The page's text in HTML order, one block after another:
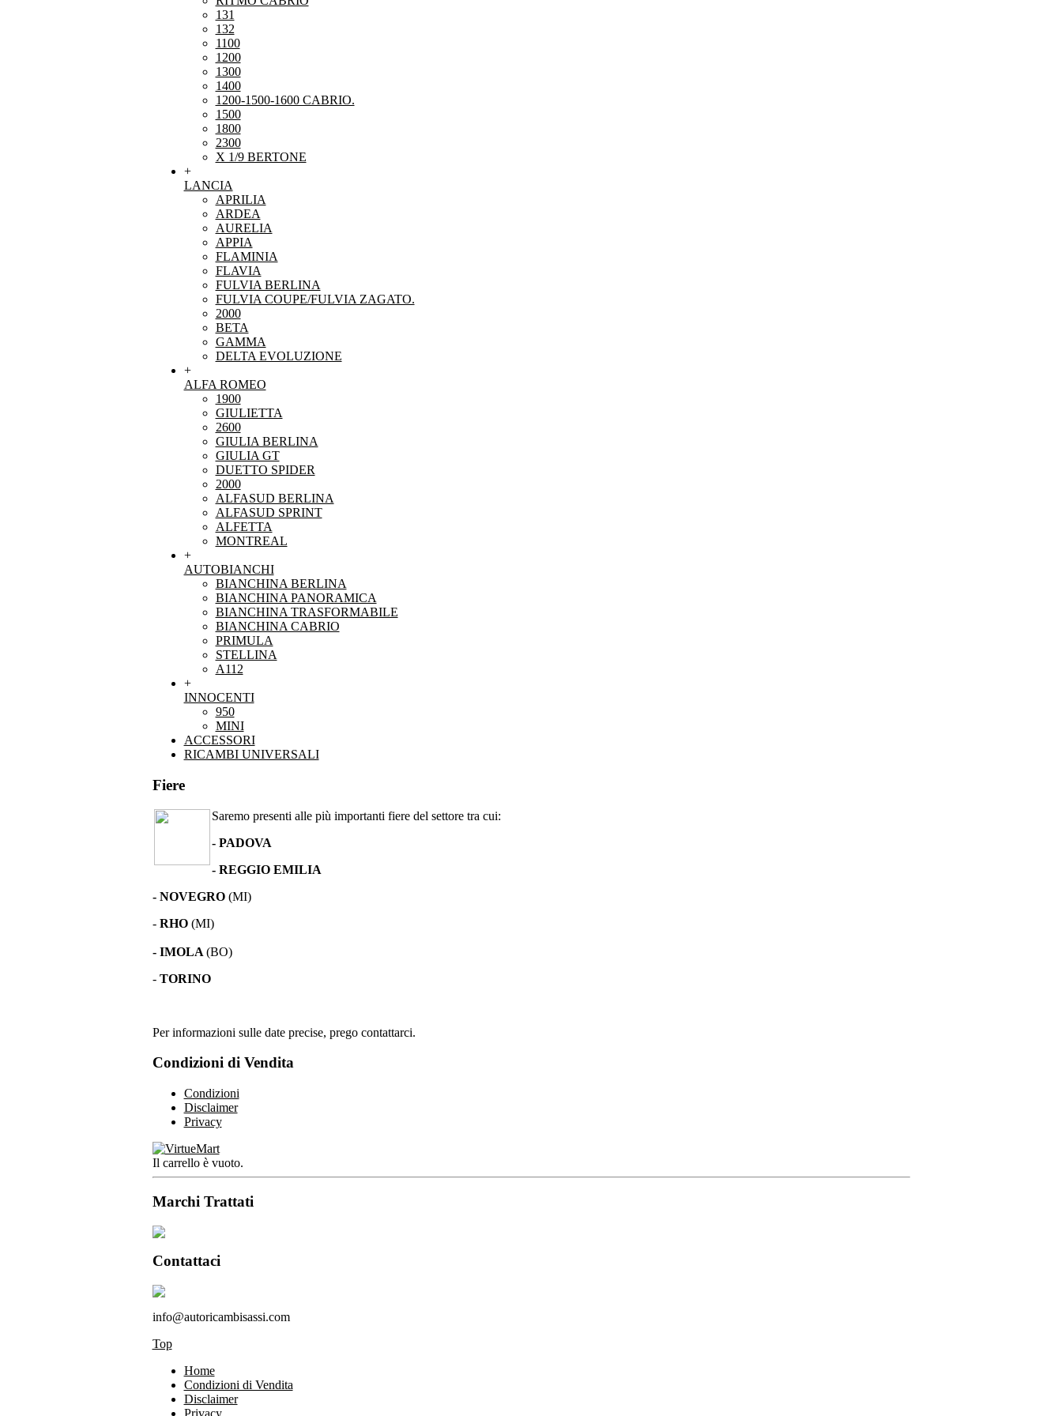
131
132
1100
1200
1300
1400
1200-1500-1600 CABRIO.
1500
1800
2300
X 1/9 BERTONE
+
LANCIA
APRILIA
ARDEA
AURELIA
APPIA
FLAMINIA
FLAVIA
FULVIA BERLINA
FULVIA COUPE/FULVIA ZAGATO.
2000
BETA
GAMMA
DELTA EVOLUZIONE
+
ALFA ROMEO
1900
GIULIETTA
2600
GIULIA BERLINA
GIULIA GT
DUETTO SPIDER
2000
ALFASUD BERLINA
ALFASUD SPRINT
ALFETTA
MONTREAL
+
AUTOBIANCHI
BIANCHINA BERLINA
BIANCHINA PANORAMICA
BIANCHINA TRASFORMABILE
BIANCHINA CABRIO
PRIMULA
STELLINA
A112
+
INNOCENTI
950
MINI
ACCESSORI
RICAMBI UNIVERSALI
Fiere
Saremo presenti alle più importanti fiere del settore tra cui:
- PADOVA
- REGGIO EMILIA
- NOVEGRO(MI)
-RHO (MI)
- IMOLA (BO)
- TORINO
Per informazioni sulle date precise, prego contattarci.
Condizioni di Vendita
Condizioni
Disclaimer
Privacy
Il carrello è vuoto.
Marchi Trattati
Contattaci
info@autoricambisassi.com
Top
Home
Condizioni di Vendita
Disclaimer
Privacy